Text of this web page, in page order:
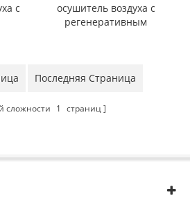
с
осушитель воздуха с
регенеративным
Последняя Страница
сложности 1 страниц